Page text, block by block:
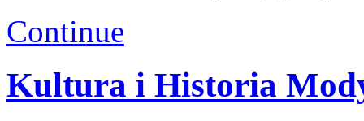
Continue
Kultura i Historia